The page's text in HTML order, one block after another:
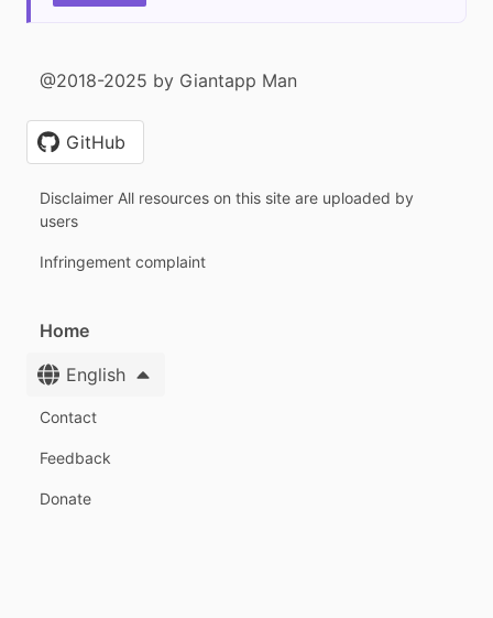
@2018-2025 by Giantapp Man
GitHub
Disclaimer All resources on this site are uploaded by
users
Infringement complaint
Home
English
Contact
Feedback
Donate